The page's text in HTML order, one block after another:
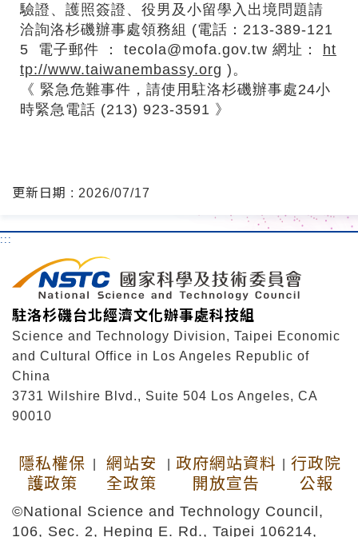
驗證、護照簽證、役男及小留學入出境問題請
洽詢洛杉磯辦事處領務組 (電話：213-389-121
5 電子郵件 ： tecola@mofa.gov.tw 網址： ht
tp://www.taiwanembassy.org )。
《 緊急危難事件，請使用駐洛杉磯辦事處24小
時緊急電話 (213) 923-3591 》
更新日期 : 2026/07/17
:::
駐洛杉磯台北經濟文化辦事處科技組
Science and Technology Division, Taipei Economic
and Cultural Office in Los Angeles Republic of
China
3731 Wilshire Blvd., Suite 504 Los Angeles, CA
90010
隱私權保
護政策
網站安
全政策
政府網站資料
開放宣告
行政院
公報
©National Science and Technology Council,
106, Sec. 2, Heping E. Rd., Taipei 106214,